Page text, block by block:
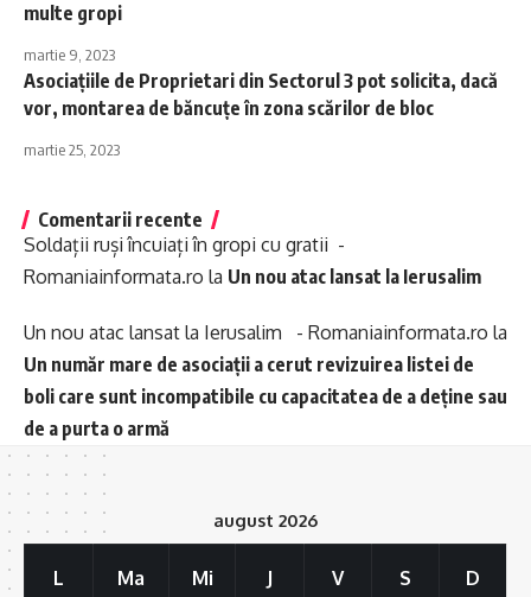
multe gropi
martie 9, 2023
Asociațiile de Proprietari din Sectorul 3 pot solicita, dacă
vor, montarea de băncuțe în zona scărilor de bloc
martie 25, 2023
Comentarii recente
Soldații ruși încuiați în gropi cu gratii -
Romaniainformata.ro la Un nou atac lansat la Ierusalim
Un nou atac lansat la Ierusalim - Romaniainformata.ro la
Un număr mare de asociații a cerut revizuirea listei de
boli care sunt incompatibile cu capacitatea de a deține sau
de a purta o armă
august 2026
L Ma Mi J V S D